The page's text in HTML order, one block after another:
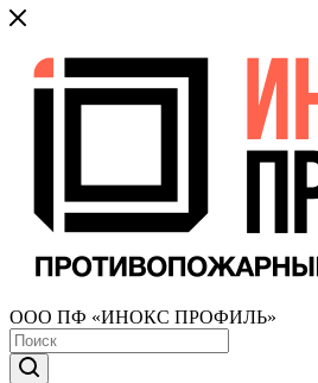
ООО ПФ «ИНОКС ПРОФИЛЬ»